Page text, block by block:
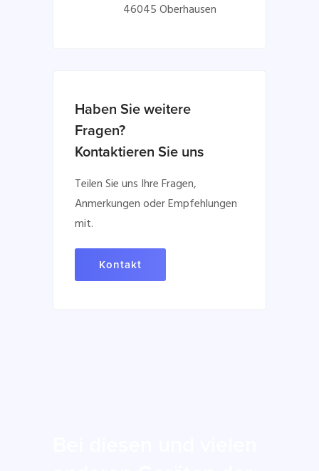
46045 Oberhausen
Haben Sie weitere
Fragen?
Kontaktieren Sie uns
Teilen Sie uns Ihre Fragen,
Anmerkungen oder Empfehlungen
mit.
Kontakt